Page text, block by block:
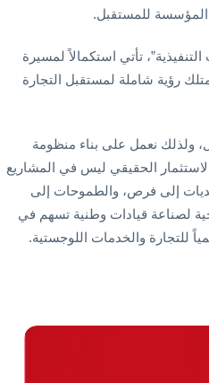
المؤسسة للمستقبل.
برنامج “القيادات التنفيذية”، تأتي استكمالاً لمسيرة
رؤية شاملة لمستقبل التجارة
ولذلك نعمل على بناء منظومة
الاستثمار الحقيقي ليس في المشاريع
إلى فرص، والطموحات إلى
بوصفه منصة استراتيجية لصناعة قيادات وطنية تسهم في